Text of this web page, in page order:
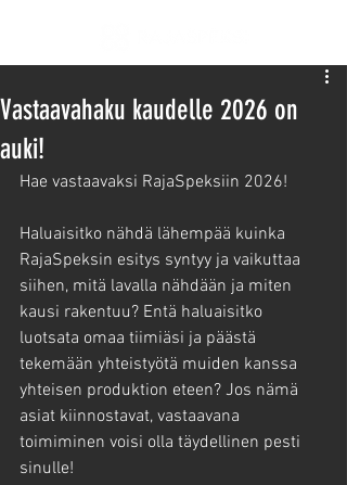
Vastaavahaku kaudelle 2026 on
auki!
Hae vastaavaksi RajaSpeksiin 2026!
Haluaisitko nähdä lähempää kuinka
RajaSpeksin esitys syntyy ja vaikuttaa
siihen, mitä lavalla nähdään ja miten
kausi rakentuu? Entä haluaisitko
luotsata omaa tiimiäsi ja päästä
tekemään yhteistyötä muiden kanssa
yhteisen produktion eteen? Jos nämä
asiat kiinnostavat, vastaavana
toimiminen voisi olla täydellinen pesti
sinulle!